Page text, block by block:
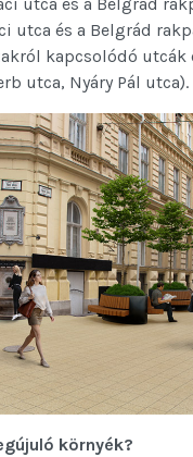
utca és a Belgrád
kapcsolódó
utca, Nyáry Pál utca).
környék?